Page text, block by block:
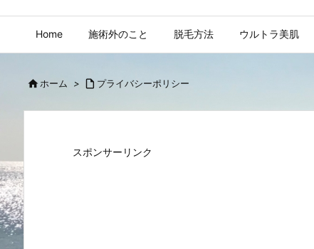
Home 施術外のこと 脱毛方法 ウルトラ美肌
 ホーム >  プライバシーポリシー
スポンサーリンク